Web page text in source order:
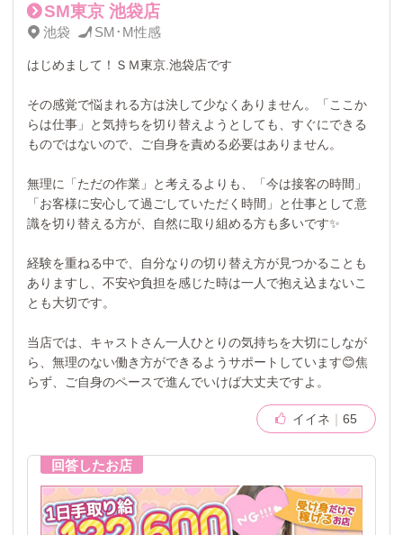
SM東京 池袋店
池袋 SM･M性感
はじめまして！ＳＭ東京.池袋店です
その感覚で悩まれる方は決して少なくありません。「ここか
らは仕事」と気持ちを切り替えようとしても、すぐにできる
ものではないので、ご自身を責める必要はありません。
無理に「ただの作業」と考えるよりも、「今は接客の時間」
「お客様に安心して過ごしていただく時間」と仕事として意
識を切り替える方が、自然に取り組める方も多いです✨
経験を重ねる中で、自分なりの切り替え方が見つかることも
ありますし、不安や負担を感じた時は一人で抱え込まないこ
とも大切です。
当店では、キャストさん一人ひとりの気持ちを大切にしなが
ら、無理のない働き方ができるようサポートしています😊焦
らず、ご自身のペースで進んでいけば大丈夫ですよ。
イイネ 65